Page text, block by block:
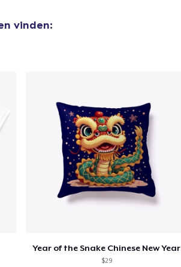
vinden:
Year of the Snake Chinese New Year
$29
Doorgaan met winkelen